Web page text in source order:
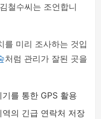
철수씨는 조언합니
를 미리 조사하는 것입
처럼 관리가 잘된 곳을
를 통한 GPS 활용
의 긴급 연락처 저장